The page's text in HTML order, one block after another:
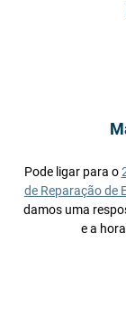
Pode ligar para o
de Reparação de
damos uma
e a